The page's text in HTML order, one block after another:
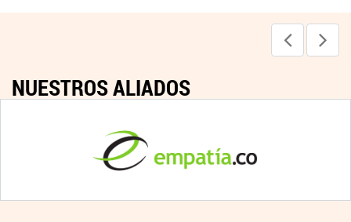
NUESTROS ALIADOS